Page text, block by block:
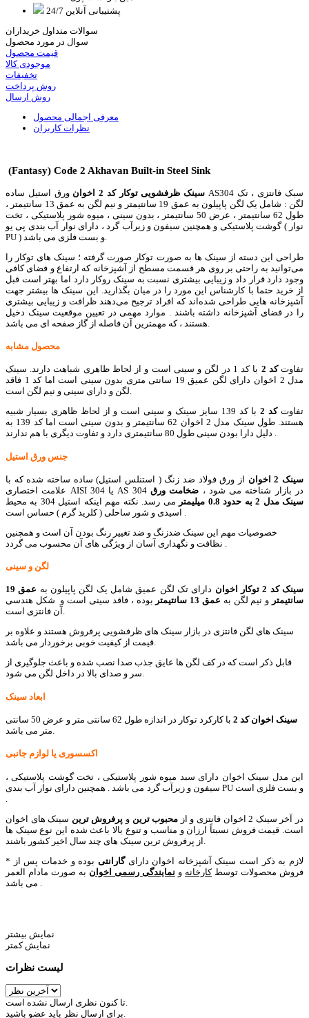
پشتیبانی آنلاین 24/7
سوالات متداول خریداران
سوال در مورد محصول
قیمت محصول
موجودی کالا
تخفیفات
روش پرداخت
روش ارسال
معرفی اجمالی محصول
نظرات کاربران
(Fantasy) Code 2 Akhavan Built-in Steel Sink
سینک ظرفشویی توکار کد 2 اخوان
ورق استیل ساده AS304 سبک فانتزی ، تک
لگن : شامل یک لگن پاپیلون به عمق 19 سانتیمتر و نیم لگن به عمق 13 سانتیمتر ،
طول 62 سانتیمتر ، عرض 50 سانتیمتر ، بدون سینی ، میوه شور پلاستیکی ، تخت
گوشت پلاستیکی و همچنین سیفون و زیرآب گرد ، دارای نوار آب بندی پی یو ( نوار
طراحی این دسته از سینک ها به صورت توکار صورت گرفته ؛ سینک های توکار را
می‌توانید به راحتی بر روی هر قسمت مسطح از آشپزخانه که ارتفاع و فضای کافی
وجود دارد قرار داد و زیبایی بیشتری نسبت به سینک روکار دارد اما بهتر است قبل
از خرید حتما با کارشناس این مورد را در میان بگذارید. این سینک ها بیشتر جهت
آشپزخانه هایی طراحی شده‌اند که افراد ترجیح می‌دهند ظرافت و زیبایی بیشتری
را در فضای آشپزخانه داشته باشند . موارد مهمی در تعیین موقعیت سینک دخیل
محصول مشابه
تفاوتکد 2
با کد 1 در لگن و سینی است و از لحاظ ظاهری شباهت دارند. سینک
مدل 2 اخوان دارای لگن عمیق 19 سانتی متری بدون سینی است اما کد 1 فاقد
لگن و دارای سینی و نیم لگن است.
تفاوتکد 2
با کد 139 سایز سینک و سینی است و از لحاظ ظاهری بسیار شبیه
هستند. طول سینک مدل 2 اخوان 62 سانتیمتر و بدون سینی است اما کد 139 به
دلیل دارا بودن سینی طول 80 سانتیمتری دارد و تفاوت دیگری با هم ندارند .
جنس ورق استیل
سینک 2 اخوان
از ورق فولاد ضد زنگ ( استنلس استیل) ساده ساخته شده که با
علامت اختصاری AISI 304 یا AS 304 در بازار شناخته می شود ، ضخامت ورق
سینک مدل 2 به حدود 0.8 میلیمتر
می رسد. نکته مهم اینکه استیل 304 به محیط
خصوصیات مهم این سینک ضدزنگ و ضد تغییر رنگ بودن آن است و همچنین
لگن و سینی
سینک کد 2 توکار اخوان دارای تک لگن عمیق شامل یک لگن پاپیلون به
عمق 19
سانتیمتر و نیم لگن به عمق 13 سانتیمتر
بوده ، فاقد سینی است و شکل هندسی
آن فانتزی است.
سینک های لگن فانتزی در بازار سینک های ظرفشویی پرفروش هستند و علاوه بر
قیمت از کیفیت خوبی برخوردار می باشد.
قابل ذکر است که در کف لگن ها عایق جذب صدا نصب شده و باعث جلوگیری از
سر و صدای بالا در داخل لگن می شود.
ابعاد سینک
سینک اخوان کد 2
با کارکرد توکار در اندازه طول 62 سانتی متر و عرض 50 سانتی
اکسسوری یا لوازم جانبی
این مدل سینک اخوان دارای سبد میوه شور پلاستیکی ، تخت گوشت پلاستیکی ،
سیفون و زیرآب گرد می باشد . همچنین دارای نوار آب بندی PU و بست فلزی است
در آخر سینک 2 اخوان فانتزی و از
محبوب ترین و پرفروش ترین سینک های اخوان
است. قیمت فروش نسبتاً ارزان و مناسب و تنوع بالا باعث شده این نوع سینک ها
* لازم به ذکر است سینک آشپزخانه اخوان دارایگارانتی بوده و خدمات پس از
فروش محصولات توسطکارخانه و نمایندگی رسمی اخوان به صورت مادام العمر
نمایش بیشتر
نمایش کمتر
لیست نظرات